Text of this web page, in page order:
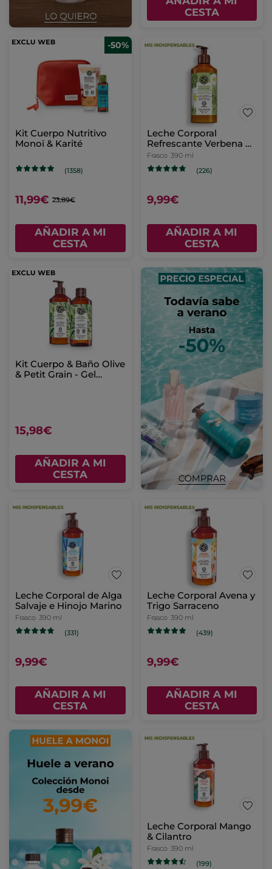
CESTA
-50%
Kit Cuerpo Nutritivo
Monoï & Karité
(1358)
11,99€ 23,89€
AÑADIR A MI
CESTA
Leche Corporal
Refrescante Verbena de
Limón y Flor De
Camomila
Frasco 390 ml
(226)
9,99€
AÑADIR A MI
CESTA
Kit Cuerpo & Baño Olive
& Petit Grain - Gel
15,98€
AÑADIR A MI
CESTA
Leche Corporal de Alga
Salvaje e Hinojo Marino
Frasco 390 ml
(331)
9,99€
AÑADIR A MI
CESTA
Leche Corporal Avena y
Trigo Sarraceno
Frasco 390 ml
(439)
9,99€
AÑADIR A MI
CESTA
Leche Corporal Mango
& Cilantro
Frasco 390 ml
(199)